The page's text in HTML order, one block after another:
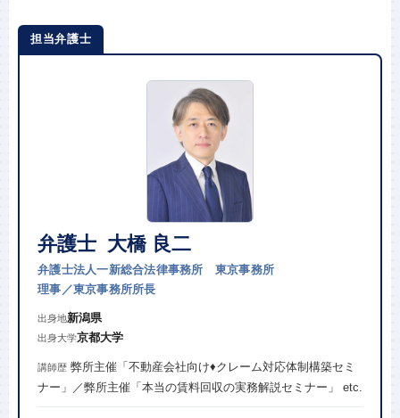
担当弁護士
弁護士 大橋 良二
弁護士法人一新総合法律事務所 東京事務所
理事／東京事務所所長
出身地新潟県
出身大学京都大学
講師歴 弊所主催「不動産会社向け♦︎クレーム対応体制構築セミ
ナー」／弊所主催「本当の賃料回収の実務解説セミナー」 etc.